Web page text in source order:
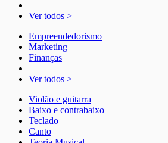
Ver todos >
Empreendedorismo
Marketing
Finanças
Ver todos >
Violão e guitarra
Baixo e contrabaixo
Teclado
Canto